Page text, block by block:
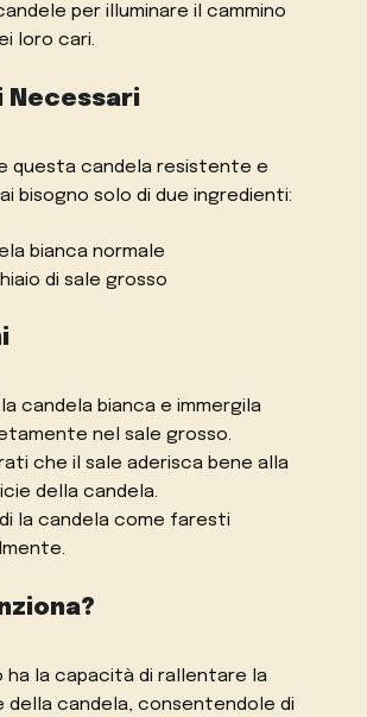
per illuminare il cammino
loro cari.
Necessari
questa candela resistente e
bisogno solo di due ingredienti:
bianca normale
di sale grosso
candela bianca e immergila
nel sale grosso.
che il sale aderisca bene alla
della candela.
la candela come faresti
ha la capacità di rallentare la
della candela, consentendole di